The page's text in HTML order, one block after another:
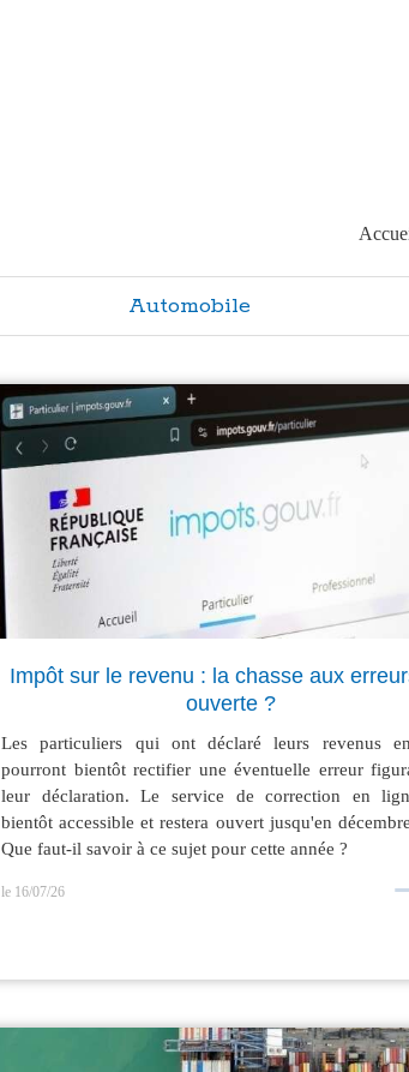
Automobile
Impôt sur le revenu : la chasse aux
ouverte ?
Les particuliers qui ont déclaré leurs revenus
pourront bientôt rectifier une éventuelle erreur
leur déclaration. Le service de correction en
bientôt accessible et restera ouvert jusqu'en
Que faut-il savoir à ce sujet pour cette année ?
le 16/07/26